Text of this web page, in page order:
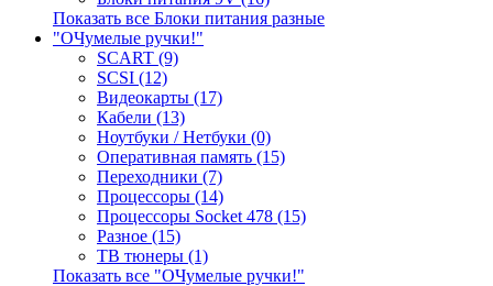
Показать все Блоки питания разные
"ОЧумелые ручки!"
SCART (9)
SCSI (12)
Видеокарты (17)
Кабели (13)
Ноутбуки / Нетбуки (0)
Оперативная память (15)
Переходники (7)
Процессоры (14)
Процессоры Socket 478 (15)
Разное (15)
ТВ тюнеры (1)
Показать все "ОЧумелые ручки!"